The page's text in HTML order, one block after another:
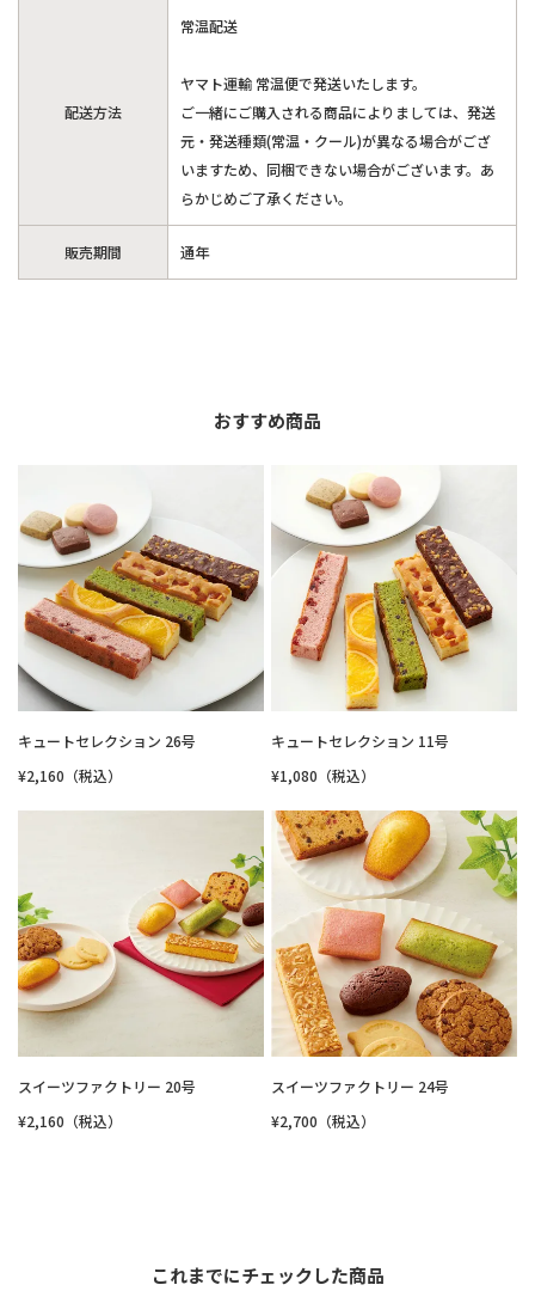
配送方法
常温配送
ヤマト運輸 常温便で発送いたします。
ご一緒にご購入される商品によりましては、発送
元・発送種類(常温・クール)が異なる場合がござ
いますため、同梱できない場合がございます。あ
らかじめご了承ください。
販売期間 通年
おすすめ商品
キュートセレクション 26号
¥2,160（税込）
キュートセレクション 11号
¥1,080（税込）
スイーツファクトリー 20号
¥2,160（税込）
スイーツファクトリー 24号
¥2,700（税込）
これまでにチェックした商品